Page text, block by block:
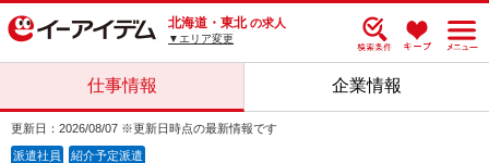
北海道・東北 の求人
▼エリア変更
仕事情報 企業情報
更新日：2026/08/07 ※更新日時点の最新情報です
派遣社員 紹介予定派遣